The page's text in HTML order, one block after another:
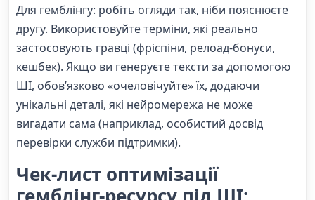
Для гемблінгу: робіть огляди так, ніби пояснюєте
другу. Використовуйте терміни, які реально
застосовують гравці (фріспіни, релоад-бонуси,
кешбек). Якщо ви генеруєте тексти за допомогою
ШІ, обов’язково «очеловічуйте» їх, додаючи
унікальні деталі, які нейромережа не може
вигадати сама (наприклад, особистий досвід
перевірки служби підтримки).
Чек-лист оптимізації